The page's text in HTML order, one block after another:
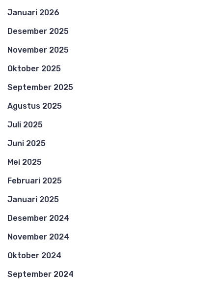
Januari 2026
Desember 2025
November 2025
Oktober 2025
September 2025
Agustus 2025
Juli 2025
Juni 2025
Mei 2025
Februari 2025
Januari 2025
Desember 2024
November 2024
Oktober 2024
September 2024